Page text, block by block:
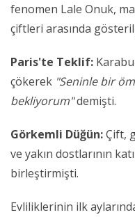
fenomen Lale Onuk,
çiftleri arasında
Paris'te Teklif:
çökerek "Seninle bir
bekliyorum"demişti.
Görkemli Düğün:Çift,
ve yakın dostlarının
birleştirmişti.
Evliliklerinin ilk